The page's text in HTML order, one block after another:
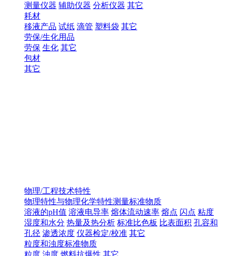
测量仪器 辅助仪器 分析仪器 其它
耗材
移液产品 试纸 滴管 塑料袋 其它
劳保/生化用品
劳保 生化 其它
包材
其它
物理/工程技术特性
物理特性与物理化学特性测量标准物质
溶液的pH值 溶液电导率 熔体流动速率 熔点 闪点 粘度
湿度和水分 热量及热分析 标准比色板 比表面积 孔容和
孔径 渗透浓度 仪器检定/校准 其它
粒度和浊度标准物质
粒度 浊度 燃料抗爆性 其它